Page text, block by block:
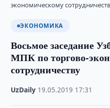
экономическому
ЭКОНОМИКА
Восьмое заседание
МПК по торгово-
сотрудничеству
UzDaily 19.05.2019 17:31